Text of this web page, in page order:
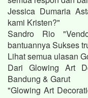
Jessica Dumaria
kami Kristen?"
Sandro Rio
bantuannya Sukses
Lihat semua ulasan
Dari Glowing Art
Bandung & Garut
"Glowing Art